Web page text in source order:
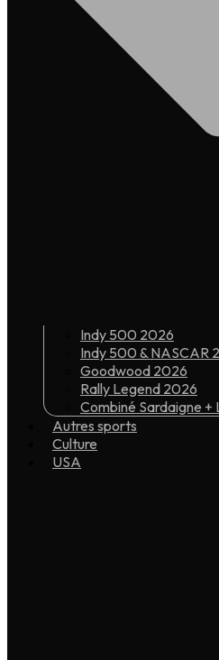
Indy 500 2026
Indy 500 & NASCAR
Goodwood 2026
Rally Legend 2026
Combiné Sardaigne
Autres sports
Culture
USA